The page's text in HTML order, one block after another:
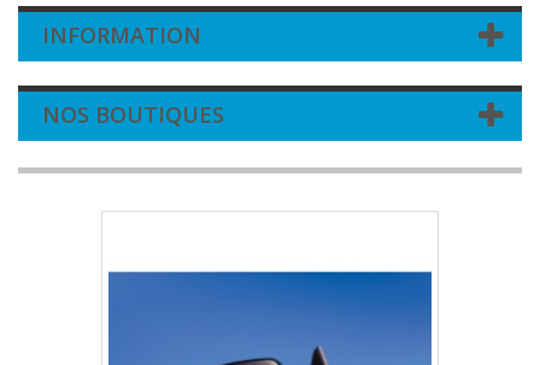
INFORMATION
NOS BOUTIQUES